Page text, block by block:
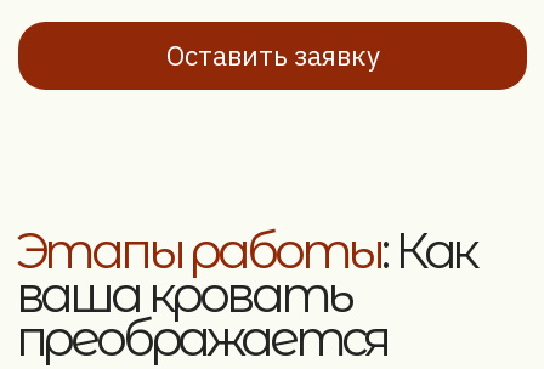
ошибка может привести к перекосам, неровным
швам, быстрому износу новой обивки и
испорченному материалу.
Наши мастера имеют многолетний опыт,
профессиональное оборудование и знают все
нюансы работы с различными типами мебели.
Доверьте перетяжку кровати нам, и вы получите
гарантированный, безупречный результат,
Стоит ли
рисковать?